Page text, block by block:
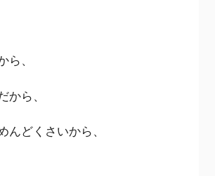
ら、
から、
んどくさいから、